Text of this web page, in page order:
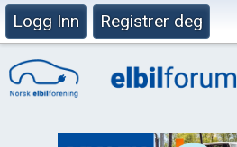
Logg Inn Registrer deg